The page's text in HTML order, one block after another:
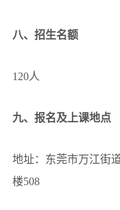
八、招生名额
120人
九、报名及上课地点
地址：东莞市万江街
楼508